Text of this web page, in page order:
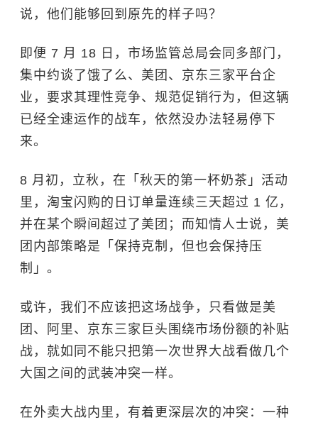
说，他们能够回到原先的样子吗？
即便 7 月 18 日，市场监管总局会同多部门，
集中约谈了饿了么、美团、京东三家平台企
业，要求其理性竞争、规范促销行为，但这辆
已经全速运作的战车，依然没办法轻易停下
来。
8 月初，立秋，在「秋天的第一杯奶茶」活动
里，淘宝闪购的日订单量连续三天超过 1 亿，
并在某个瞬间超过了美团；而知情人士说，美
团内部策略是「保持克制，但也会保持压
制」。
或许，我们不应该把这场战争，只看做是美
团、阿里、京东三家巨头围绕市场份额的补贴
战，就如同不能只把第一次世界大战看做几个
大国之间的武装冲突一样。
在外卖大战内里，有着更深层次的冲突：一种